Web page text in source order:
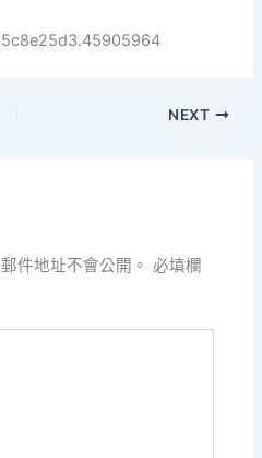
NEXT
件地址不會公開。 必填欄